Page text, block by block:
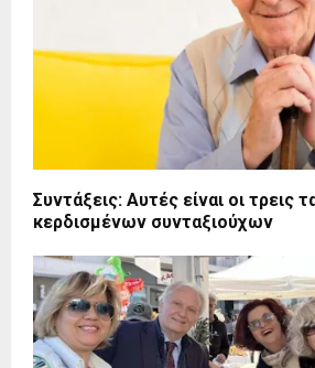
Συντάξεις: Αυτές είναι οι τρεις
κερδισμένων συνταξιούχων